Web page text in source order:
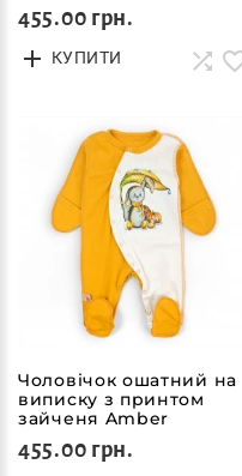
455.00 грн.
КУПИТИ
Чоловічок ошатний на
виписку з принтом
зайченя Amber
455.00 грн.